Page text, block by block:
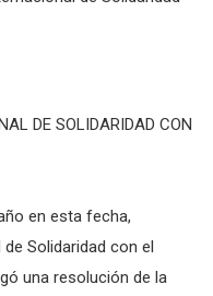
DE SOLIDARIDAD CON
en esta fecha,
Solidaridad con el
una resolución de la